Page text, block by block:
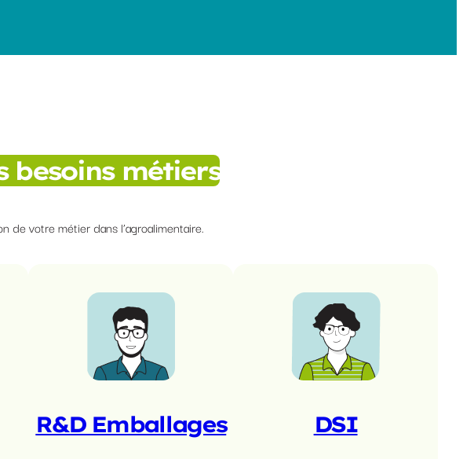
besoins métiers
de votre métier dans l’agroalimentaire.
R&D Emballages DSI